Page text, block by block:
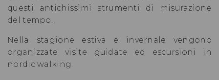
questi antichissimi strumenti di misurazione
del tempo.
Nella stagione estiva e invernale vengono
organizzate visite guidate ed escursioni in
nordic walking.